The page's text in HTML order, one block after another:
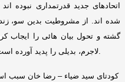
اتحادهای جدید قدرتمداری نبوده
شده اند
از مشروطیت بدین سو،
گشته و تحول بیان هائی را ایجاب
لاجرم، بدیلی را پدید
کودتای سید ضیاء – رضا خان سبب